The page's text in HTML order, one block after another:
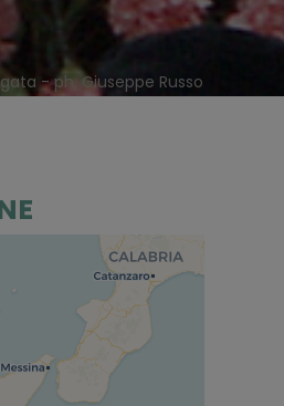
- ph. Giuseppe Russo